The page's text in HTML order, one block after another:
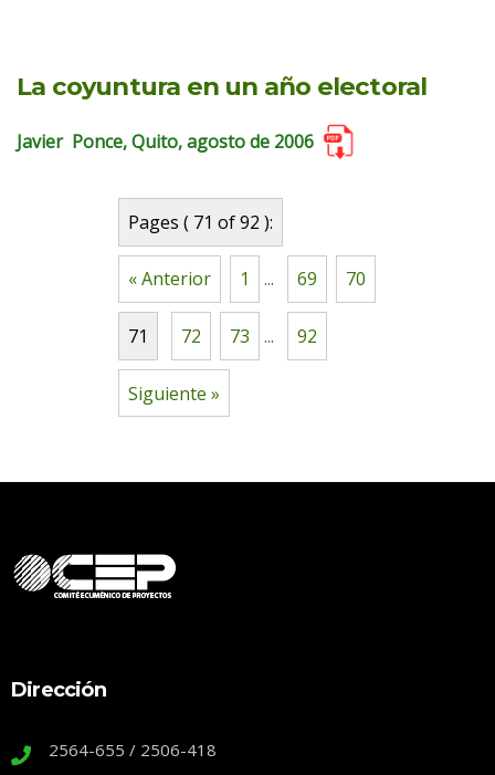
La coyuntura en un año electoral
Javier Ponce, Quito, agosto de 2006
Pages ( 71 of 92 ):
« Anterior 1 ... 69 70
71 72 73 ... 92
Siguiente »
Dirección
2564-655 / 2506-418